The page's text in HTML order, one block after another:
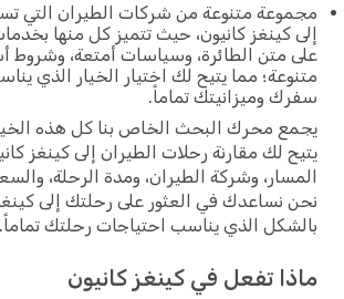
مجموعة متنوعة من شركات الطيران التي
إلى كينغز كانيون، حيث تتميز كل منها
على متن الطائرة، وسياسات أمتعة، وشروط
متنوعة؛ مما يتيح لك اختيار الخيار الذي
سفرك وميزانيتك تماماً.
يجمع محرك البحث الخاص بنا كل هذه
يتيح لك مقارنة رحلات الطيران إلى كينغز
المسار، وشركة الطيران، ومدة الرحلة،
نحن نساعدك في العثور على رحلتك إلى
بالشكل الذي يناسب احتياجات رحلتك تماماً.
ماذا تفعل في كينغز كانيون